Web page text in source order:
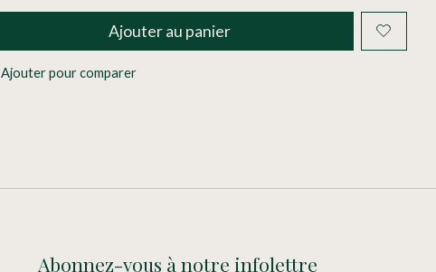
Ajouter au panier
Ajouter pour comparer
Abonnez-vous à notre infolettre